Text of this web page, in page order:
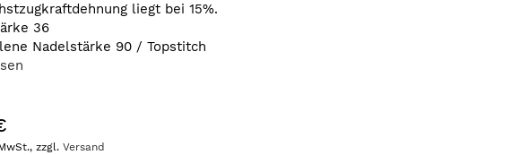
liegt bei 15%.
36
Nadelstärke 90 / Topstitch
zzgl.Versand